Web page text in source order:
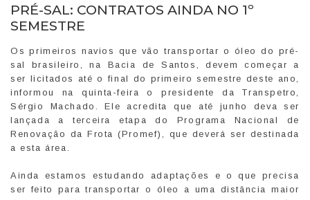
PRÉ-SAL: CONTRATOS AINDA NO 1º
SEMESTRE
Os primeiros navios que vão transportar o óleo do pré-
sal brasileiro, na Bacia de Santos, devem começar a
ser licitados até o final do primeiro semestre deste ano,
informou na quinta-feira o presidente da Transpetro,
Sérgio Machado. Ele acredita que até junho deva ser
lançada a terceira etapa do Programa Nacional de
Renovação da Frota (Promef), que deverá ser destinada
a esta área.
Ainda estamos estudando adaptações e o que precisa
ser feito para transportar o óleo a uma distância maior